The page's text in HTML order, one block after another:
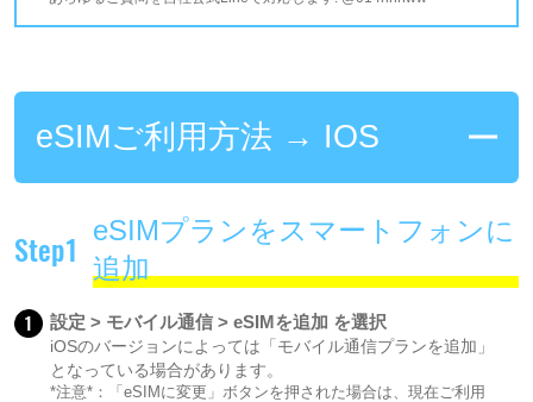
eSIMご利用方法 → IOS
Step1
eSIMプランをスマートフォンに
追加
1 設定 > モバイル通信 > eSIMを追加 を選択
iOSのバージョンによっては「モバイル通信プランを追加」
となっている場合があります。
*注意*：「eSIMに変更」ボタンを押された場合は、現在ご利用